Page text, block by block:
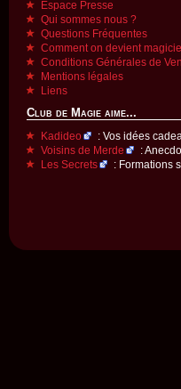
Espace Presse
Qui sommes nous ?
Questions Fréquentes
Comment on devient
Conditions Générales de
Mentions légales
Liens
Club de Magie aime...
Kadideo
: Vos idées
Voisins de Merde
:
Les Secrets
: Formations